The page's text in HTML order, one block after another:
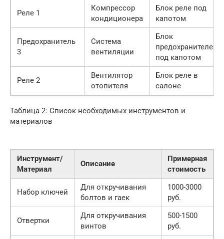
Реле 1
Компрессор
кондиционера
Блок реле под
капотом
Предохранитель
3
Система
вентиляции
Блок
предохранителей
под капотом
Реле 2
Вентилятор
отопителя
Блок реле в
салоне
Таблица 2: Список необходимых инструментов и
материалов
Инструмент/
Материал
Описание
Примерная
стоимость
Набор ключей
Для откручивания
болтов и гаек
1000-3000
руб.
Отвертки
Для откручивания
винтов
500-1500
руб.